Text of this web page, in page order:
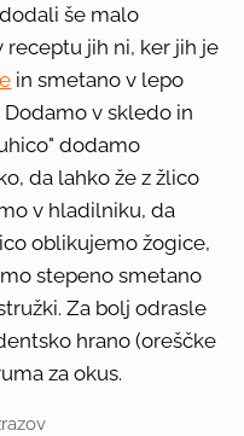
še malo
receptu jih ni, ker jih je
in smetano v lepo
v skledo in
dodamo
da lahko že z žlico
v hladilniku, da
oblikujemo žogice,
stepeno smetano
Za bolj odrasle
hrano (oreščke
za okus.